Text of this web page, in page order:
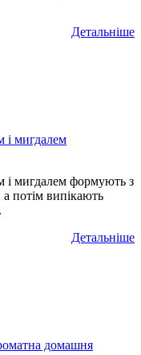
Детальніше
і мигдалем
і мигдалем формують з
а потім випікають
Детальніше
домашня